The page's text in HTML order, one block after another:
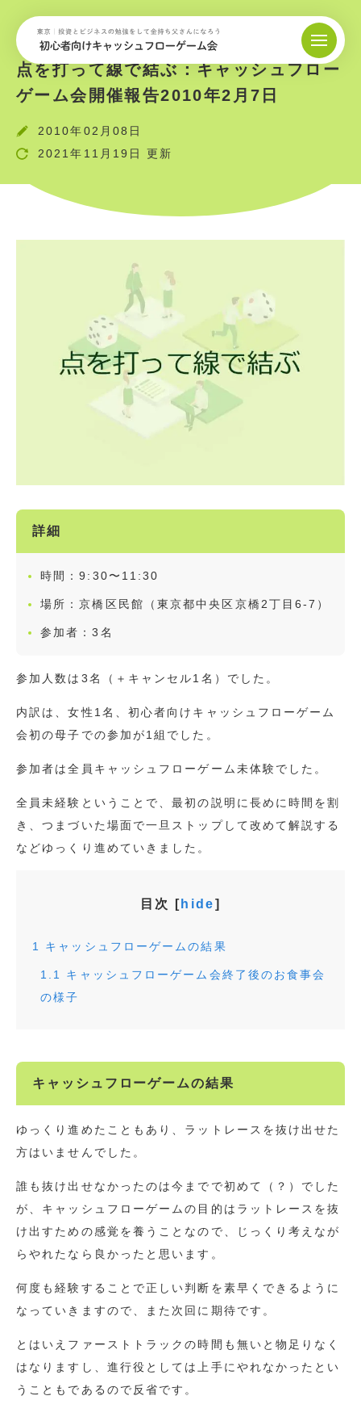
点を打って線で結ぶ：キャッシュフロー
ゲーム会開催報告2010年2月7日
2010年02月08日
2021年11月19日 更新
詳細
時間：9:30〜11:30
場所：京橋区民館（東京都中央区京橋2丁目6-7）
参加者：3名
参加人数は3名（＋キャンセル1名）でした。
内訳は、女性1名、初心者向けキャッシュフローゲーム
会初の母子での参加が1組でした。
参加者は全員キャッシュフローゲーム未体験でした。
全員未経験ということで、最初の説明に長めに時間を割
き、つまづいた場面で一旦ストップして改めて解説する
などゆっくり進めていきました。
目次 [ hide]
1 キャッシュフローゲームの結果
1.1 キャッシュフローゲーム会終了後のお食事会
の様子
キャッシュフローゲームの結果
ゆっくり進めたこともあり、ラットレースを抜け出せた
方はいませんでした。
誰も抜け出せなかったのは今までで初めて（？）でした
が、キャッシュフローゲームの目的はラットレースを抜
け出すための感覚を養うことなので、じっくり考えなが
らやれたなら良かったと思います。
何度も経験することで正しい判断を素早くできるように
なっていきますので、また次回に期待です。
とはいえファーストトラックの時間も無いと物足りなく
はなりますし、進行役としては上手にやれなかったとい
うこともであるので反省です。